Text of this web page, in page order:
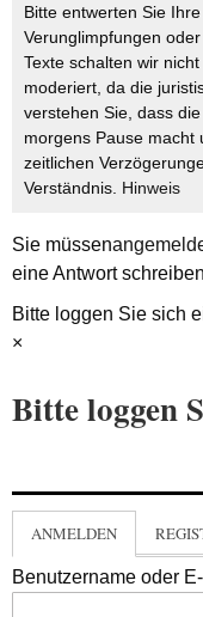
Bitte entwerten Sie
Verunglimpfungen
Texte schalten wir
moderiert, da die
verstehen Sie, dass
morgens Pause macht
zeitlichen
Verständnis. Hinweis
Sie müssen
eine Antwort
Bitte loggen Sie sich
×
Bitte loggen
ANMELDEN
Benutzername oder